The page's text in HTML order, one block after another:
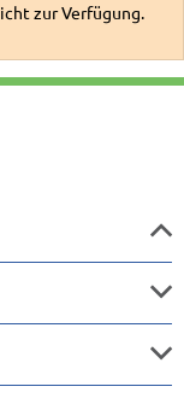
zur Verfügung.